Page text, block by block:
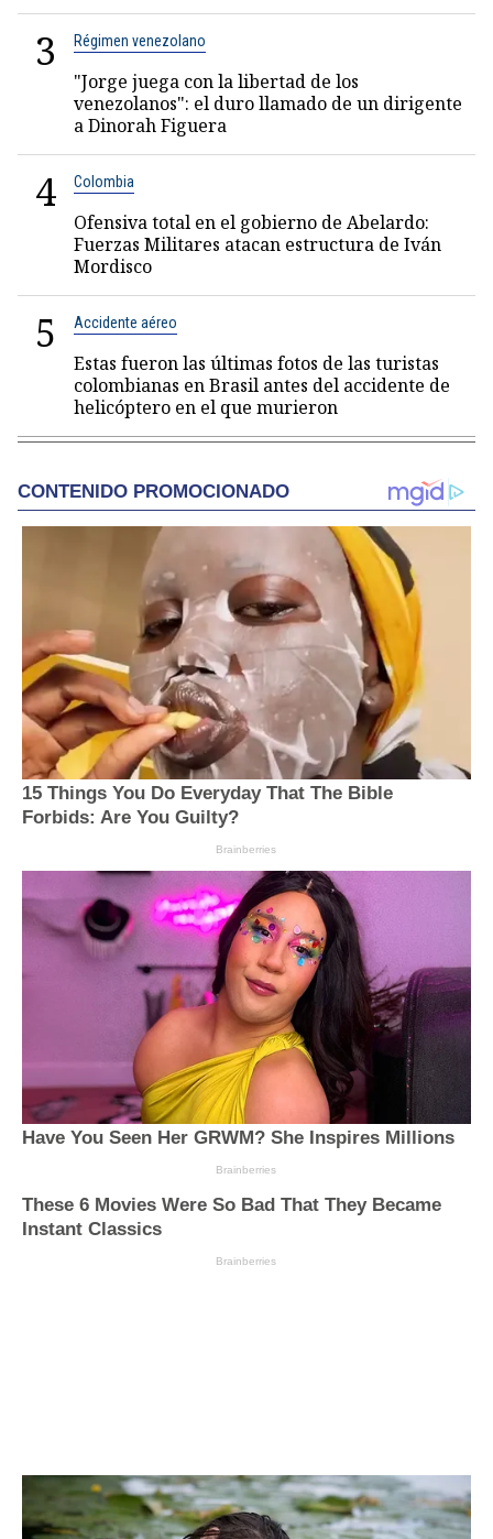
3 Régimen venezolano
"Jorge juega con la libertad de los
venezolanos": el duro llamado de un dirigente
a Dinorah Figuera
4 Colombia
Ofensiva total en el gobierno de Abelardo:
Fuerzas Militares atacan estructura de Iván
Mordisco
5 Accidente aéreo
Estas fueron las últimas fotos de las turistas
colombianas en Brasil antes del accidente de
helicóptero en el que murieron